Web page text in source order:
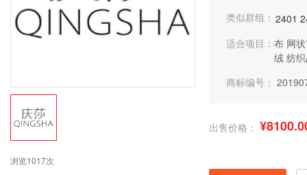
浏览1017次
类似群组： 2401
适合项目： 布 网
绒 纺
商标编号：
出售价格：